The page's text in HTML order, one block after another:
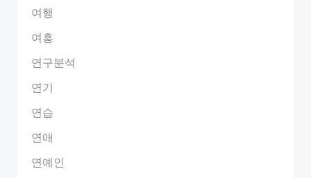
여행
여흥
연구분석
연기
연습
연애
연예인